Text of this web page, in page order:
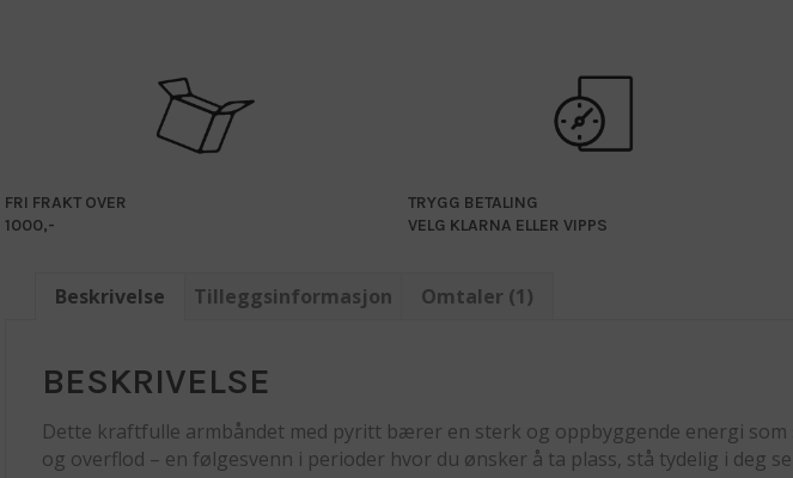
FRI FRAKT OVER
1000,-
TRYGG BETALING
VELG KLARNA ELLER VIPPS
Beskrivelse Tilleggsinformasjon Omtaler (1)
BESKRIVELSE
Dette kraftfulle armbåndet med pyritt bærer en sterk og oppbyggende energi
og overflod – en følgesvenn i perioder hvor du ønsker å ta plass, stå tydelig i deg